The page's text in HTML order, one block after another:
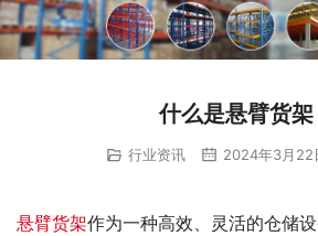
什么是悬臂货架
行业资讯 2024年3月22
悬臂货架作为一种高效、灵活的仓储